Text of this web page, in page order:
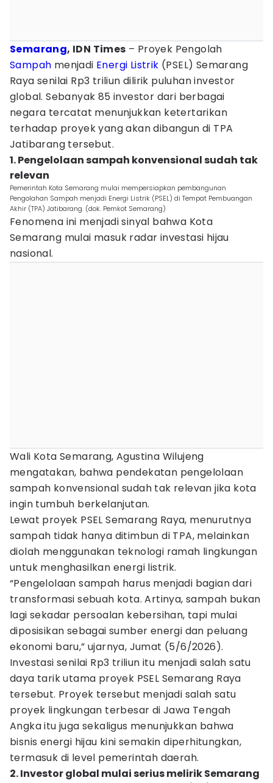
Semarang, IDN Times – Proyek Pengolah
Sampah menjadi Energi Listrik (PSEL) Semarang
Raya senilai Rp3 triliun dilirik puluhan investor
global. Sebanyak 85 investor dari berbagai
negara tercatat menunjukkan ketertarikan
terhadap proyek yang akan dibangun di TPA
Jatibarang tersebut.
1. Pengelolaan sampah konvensional sudah tak
relevan
Pemerintah Kota Semarang mulai mempersiapkan pembangunan
Pengolahan Sampah menjadi Energi Listrik (PSEL) di Tempat Pembuangan
Akhir (TPA) Jatibarang. (dok. Pemkot Semarang)
Fenomena ini menjadi sinyal bahwa Kota
Semarang mulai masuk radar investasi hijau
nasional.
Wali Kota Semarang, Agustina Wilujeng
mengatakan, bahwa pendekatan pengelolaan
sampah konvensional sudah tak relevan jika kota
ingin tumbuh berkelanjutan.
Lewat proyek PSEL Semarang Raya, menurutnya
sampah tidak hanya ditimbun di TPA, melainkan
diolah menggunakan teknologi ramah lingkungan
untuk menghasilkan energi listrik.
“Pengelolaan sampah harus menjadi bagian dari
transformasi sebuah kota. Artinya, sampah bukan
lagi sekadar persoalan kebersihan, tapi mulai
diposisikan sebagai sumber energi dan peluang
ekonomi baru,” ujarnya, Jumat (5/6/2026).
Investasi senilai Rp3 triliun itu menjadi salah satu
daya tarik utama proyek PSEL Semarang Raya
tersebut. Proyek tersebut menjadi salah satu
proyek lingkungan terbesar di Jawa Tengah
Angka itu juga sekaligus menunjukkan bahwa
bisnis energi hijau kini semakin diperhitungkan,
termasuk di level pemerintah daerah.
2. Investor global mulai serius melirik Semarang